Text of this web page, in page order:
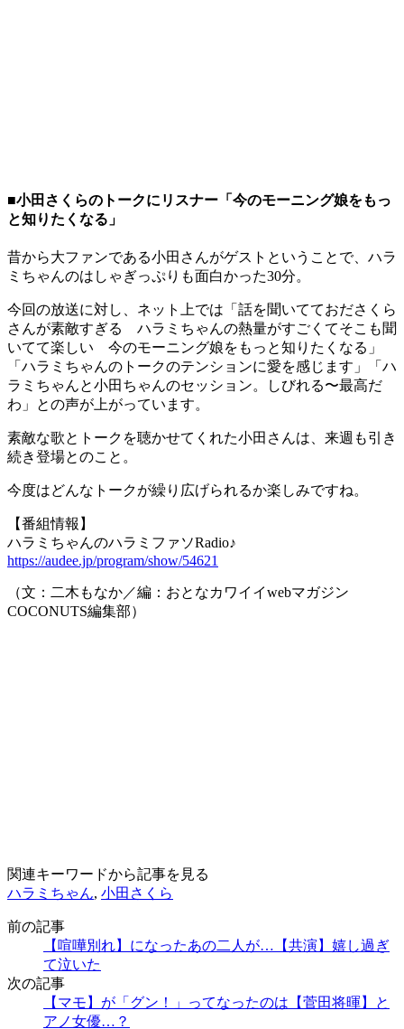
■小田さくらのトークにリスナー「今のモーニング娘をもっ
と知りたくなる」
昔から大ファンである小田さんがゲストということで、ハラ
ミちゃんのはしゃぎっぷりも面白かった30分。
今回の放送に対し、ネット上では「話を聞いてておださくら
さんが素敵すぎる ハラミちゃんの熱量がすごくてそこも聞
いてて楽しい 今のモーニング娘をもっと知りたくなる」
「ハラミちゃんのトークのテンションに愛を感じます」「ハ
ラミちゃんと小田ちゃんのセッション。しびれる〜最高だ
わ」との声が上がっています。
素敵な歌とトークを聴かせてくれた小田さんは、来週も引き
続き登場とのこと。
今度はどんなトークが繰り広げられるか楽しみですね。
【番組情報】
ハラミちゃんのハラミファソRadio♪
https://audee.jp/program/show/54621
（文：二木もなか／編：おとなカワイイwebマガジン
COCONUTS編集部）
関連キーワードから記事を見る
ハラミちゃん, 小田さくら
前の記事
【喧嘩別れ】になったあの二人が…【共演】嬉し過ぎ
て泣いた
次の記事
【マモ】が「グン！」ってなったのは【菅田将暉】と
アノ女優…？